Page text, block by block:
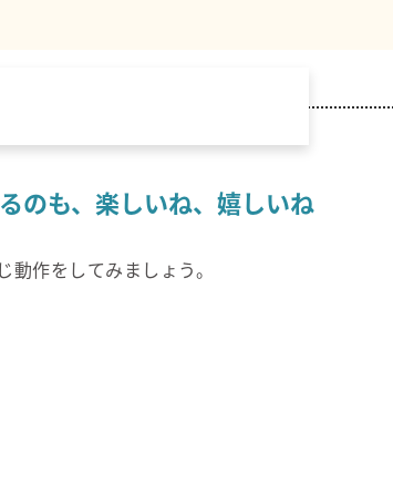
のも、楽しいね、嬉しいね
作をしてみましょう。